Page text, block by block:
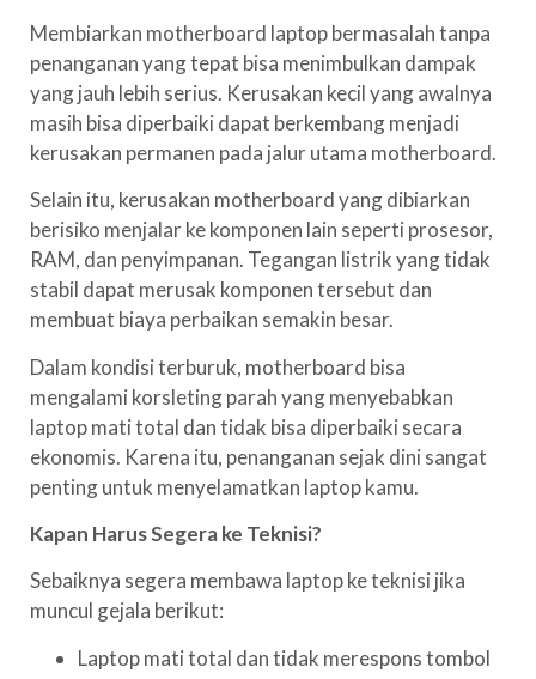
Membiarkan motherboard laptop bermasalah tanpa
penanganan yang tepat bisa menimbulkan dampak
yang jauh lebih serius. Kerusakan kecil yang awalnya
masih bisa diperbaiki dapat berkembang menjadi
kerusakan permanen pada jalur utama motherboard.
Selain itu, kerusakan motherboard yang dibiarkan
berisiko menjalar ke komponen lain seperti prosesor,
RAM, dan penyimpanan. Tegangan listrik yang tidak
stabil dapat merusak komponen tersebut dan
membuat biaya perbaikan semakin besar.
Dalam kondisi terburuk, motherboard bisa
mengalami korsleting parah yang menyebabkan
laptop mati total dan tidak bisa diperbaiki secara
ekonomis. Karena itu, penanganan sejak dini sangat
penting untuk menyelamatkan laptop kamu.
Kapan Harus Segera ke Teknisi?
Sebaiknya segera membawa laptop ke teknisi jika
muncul gejala berikut:
Laptop mati total dan tidak merespons tombol